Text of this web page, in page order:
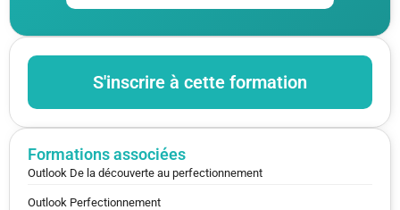
S'inscrire à cette formation
Formations associées
Outlook De la découverte au perfectionnement
Outlook Perfectionnement